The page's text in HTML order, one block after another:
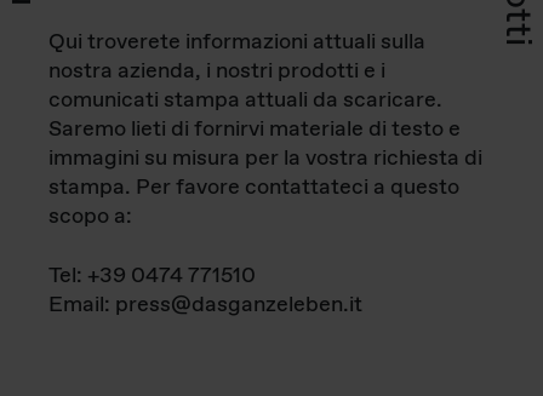
Qui troverete informazioni attuali sulla
nostra azienda, i nostri prodotti e i
comunicati stampa attuali da scaricare.
Saremo lieti di fornirvi materiale di testo e
immagini su misura per la vostra richiesta di
stampa. Per favore contattateci a questo
scopo a:
Tel: +39 0474 771510
Email: press@dasganzeleben.it